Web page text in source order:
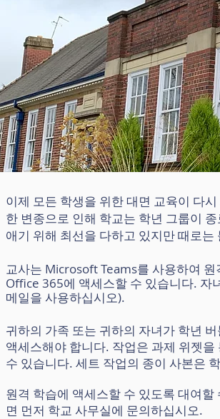
이제 모든 학생을 위한 대면 교육이 다
한 변종으로 인해 학교는 학년 그룹이
애기 위해 최선을 다하고 있지만 때로
교사는 Microsoft Teams를 사용하여
Office 365에 액세스할 수 있습니다. 자
메일을 사용하십시오).
귀하의 가족 또는 귀하의 자녀가 학년
액세스해야 합니다. 작업은 과제 위젯
수 있습니다. 세트 작업의 종이 사본은
원격 학습에 액세스할 수 있도록 대여
면 먼저 학교 사무실에 문의하십시오.